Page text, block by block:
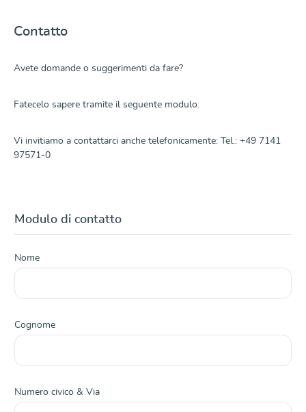
Contatto
Avete domande o suggerimenti da fare?
Fatecelo sapere tramite il seguente modulo.
Vi invitiamo a contattarci anche telefonicamente: Tel.: +49 7141
97571-0
Modulo di contatto
Nome
Cognome
Numero civico & Via